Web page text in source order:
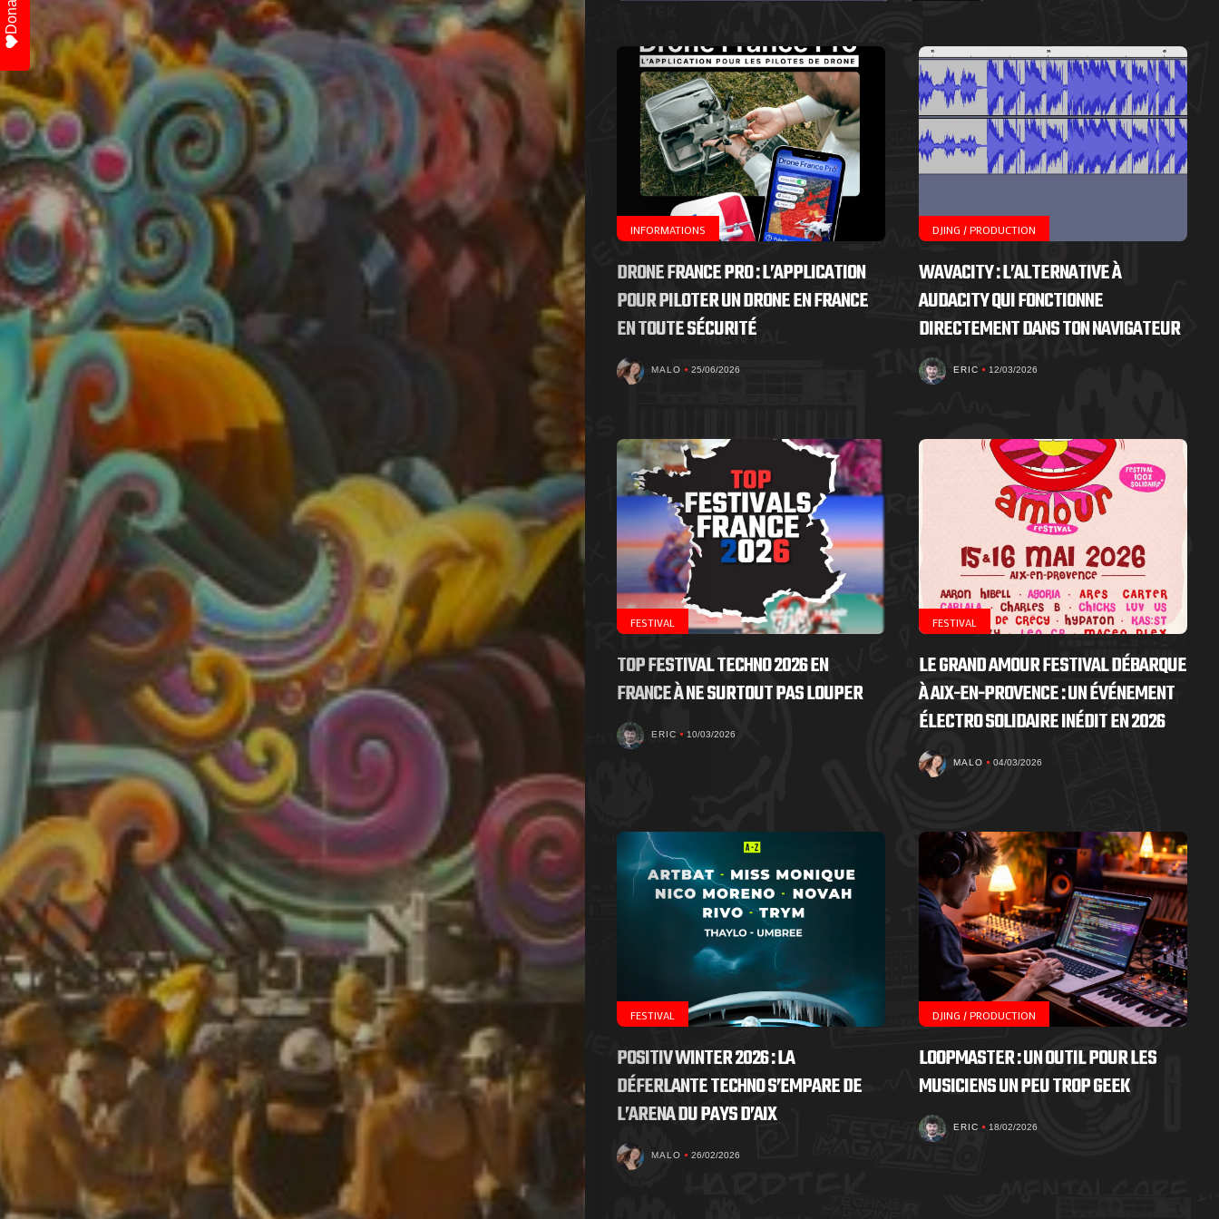
de
Nous
Contactez-
nous
!
Search
INFORMATIONS
DRONE FRANCE PRO : L’APPLICATION
POUR PILOTER UN DRONE EN FRANCE
EN TOUTE SÉCURITÉ
MALO 25/06/2026
DJING / PRODUCTION
WAVACITY : L’ALTERNATIVE À
AUDACITY QUI FONCTIONNE
DIRECTEMENT DANS TON NAVIGATEUR
ERIC 12/03/2026
FESTIVAL
TOP FESTIVAL TECHNO 2026 EN
FRANCE À NE SURTOUT PAS LOUPER
ERIC 10/03/2026
FESTIVAL
LE GRAND AMOUR FESTIVAL DÉBARQUE
À AIX-EN-PROVENCE : UN ÉVÉNEMENT
ÉLECTRO SOLIDAIRE INÉDIT EN 2026
MALO 04/03/2026
FESTIVAL
POSITIV WINTER 2026 : LA
DÉFERLANTE TECHNO S’EMPARE DE
L’ARENA DU PAYS D’AIX
MALO 26/02/2026
DJING / PRODUCTION
LOOPMASTER : UN OUTIL POUR LES
MUSICIENS UN PEU TROP GEEK
ERIC 18/02/2026
Donate